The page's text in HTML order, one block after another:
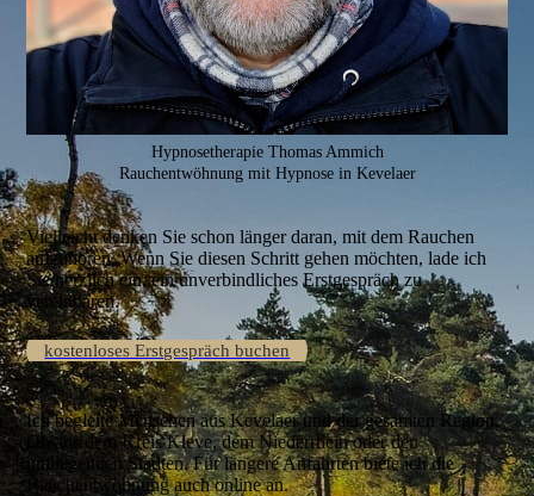
Hypnosetherapie Thomas Ammich
Rauchentwöhnung mit Hypnose in Kevelaer
Vielleicht denken Sie schon länger daran, mit dem Rauchen
aufzuhören. Wenn Sie diesen Schritt gehen möchten, lade ich
Sie herzlich ein, ein unverbindliches Erstgespräch zu
vereinbaren.
kostenloses Erstgespräch buchen
Ich begleite Menschen aus Kevelaer und der gesamten Region.
Ob aus dem Kreis Kleve, dem Niederrhein oder den
umliegenden Städten. Für längere Anfahrten biete ich die
Rauchentwöhnung auch online an.